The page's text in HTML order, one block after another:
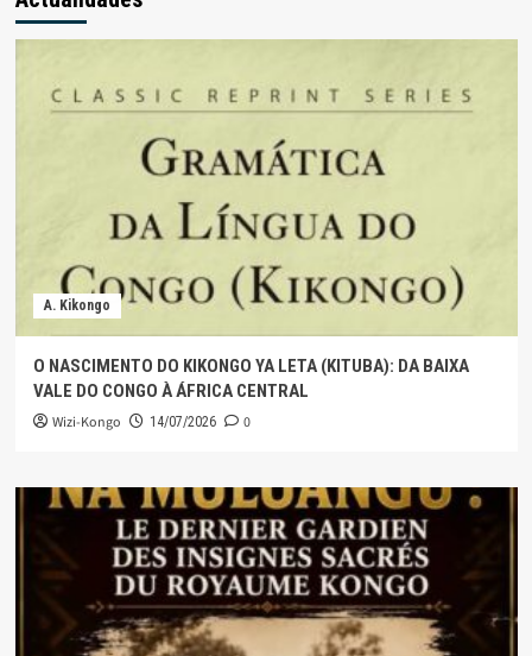
A. Kikongo
O NASCIMENTO DO KIKONGO YA LETA (KITUBA): DA BAIXA
VALE DO CONGO À ÁFRICA CENTRAL
Wizi-Kongo 14/07/2026 0